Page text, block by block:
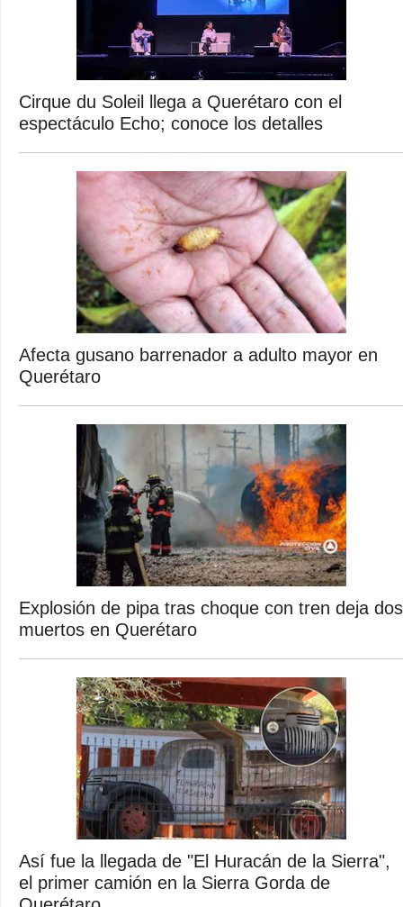
Cirque du Soleil llega a Querétaro con el
espectáculo Echo; conoce los detalles
Afecta gusano barrenador a adulto mayor en
Querétaro
Explosión de pipa tras choque con tren deja dos
muertos en Querétaro
Así fue la llegada de "El Huracán de la Sierra",
el primer camión en la Sierra Gorda de